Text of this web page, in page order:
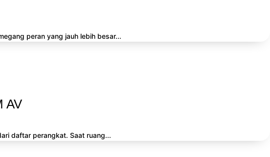
peran yang jauh lebih besar...
AV
daftar perangkat. Saat ruang...